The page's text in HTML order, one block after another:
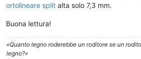
ortolineare split alta solo 7,3 mm.
Buona lettura!
«Quanto legno roderebbe un roditore se un
legno?»